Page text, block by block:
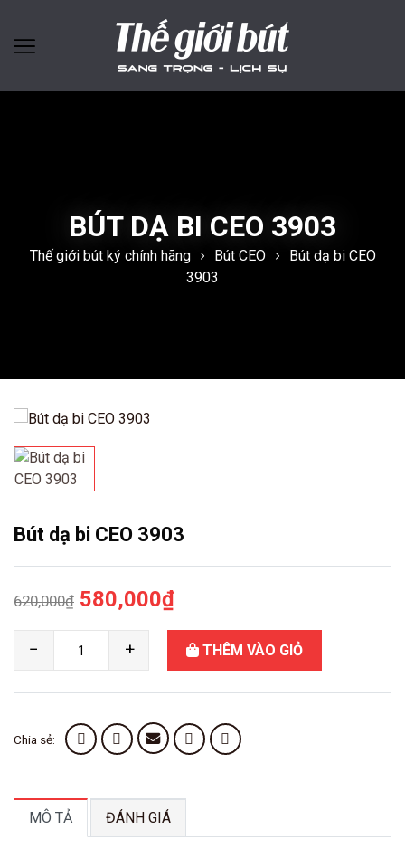
BÚT DẠ BI CEO 3903
Thế giới bút ký chính hãng Bút CEO
Bút dạ bi CEO
3903
Bút dạ bi CEO 3903
620,000₫ Giá
gốc
là:
620,000₫.
580,000₫Giá
hiện
tại
là:
580,000₫.
−
số
+ THÊM VÀO GIỎ
Chia sẻ:
MÔ TẢ ĐÁNH GIÁ